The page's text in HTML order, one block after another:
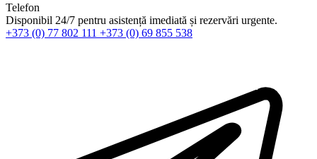
Telefon
Disponibil 24/7 pentru asistență imediată și rezervări urgente.
+373 (0) 77 802 111 +373 (0) 69 855 538